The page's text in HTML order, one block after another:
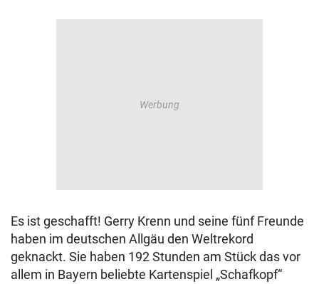
Es ist geschafft! Gerry Krenn und seine fünf Freunde
haben im deutschen Allgäu den Weltrekord
geknackt. Sie haben 192 Stunden am Stück das vor
allem in Bayern beliebte Kartenspiel „Schafkopf“